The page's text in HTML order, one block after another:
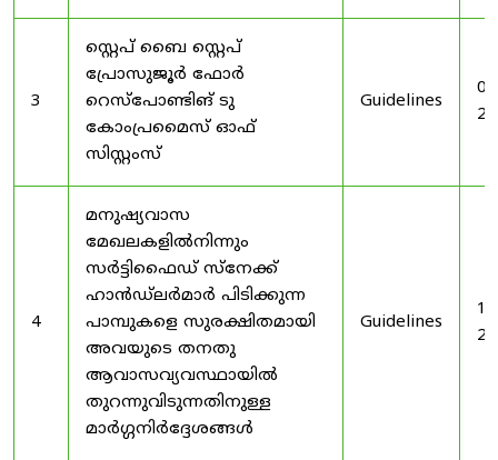
3
സ്റ്റെപ് ബൈ സ്റ്റെപ്
പ്രോസുജൂർ ഫോർ
റെസ്‌പോണ്ടിങ് ടു
കോംപ്രമൈസ് ഓഫ്
സിസ്റ്റംസ്
Guidelines
4
മനുഷ്യവാസ
മേഖലകളിൽനിന്നും
സർട്ടിഫൈഡ് സ്നേക്ക്
ഹാൻഡ്‌ലർമാർ പിടിക്കുന്ന
പാമ്പുകളെ സുരക്ഷിതമായി
അവയുടെ തനതു
ആവാസവ്യവസ്ഥായിൽ
തുറന്നുവിടുന്നതിനുള്ള
മാർഗ്ഗനിർദ്ദേശങ്ങൾ
Guidelines